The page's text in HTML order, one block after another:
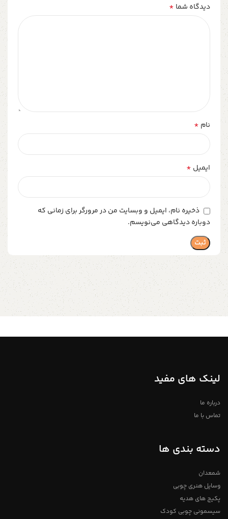
دیدگاه شما *
نام *
ایمیل *
ذخیره نام، ایمیل و وبسایت من در مرورگر برای زمانی که
دوباره دیدگاهی می‌نویسم.
لینک های مفید
درباره ما
تماس با ما
دسته بندی ها
شمعدان
وسایل هنری چوبی
پکیج های هدیه
سیسمونی چوبی کودک